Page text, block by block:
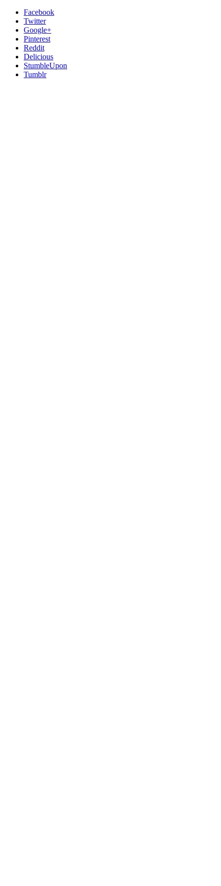
Facebook
Twitter
Google+
Pinterest
Reddit
Delicious
StumbleUpon
Tumblr